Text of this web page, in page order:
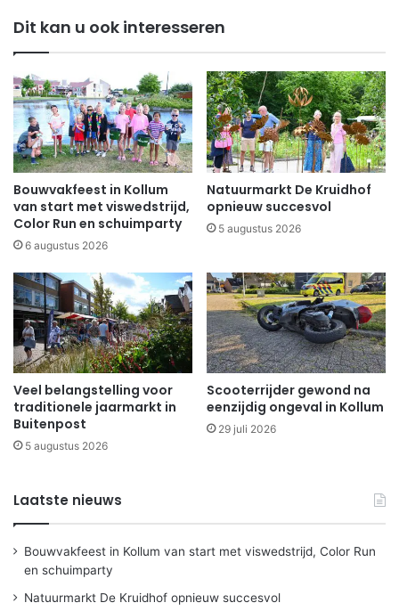
Dit kan u ook interesseren
Bouwvakfeest in Kollum
van start met viswedstrijd,
Color Run en schuimparty
6 augustus 2026
Natuurmarkt De Kruidhof
opnieuw succesvol
5 augustus 2026
Veel belangstelling voor
traditionele jaarmarkt in
Buitenpost
5 augustus 2026
Scooterrijder gewond na
eenzijdig ongeval in Kollum
29 juli 2026
Laatste nieuws
Bouwvakfeest in Kollum van start met viswedstrijd, Color Run
en schuimparty
Natuurmarkt De Kruidhof opnieuw succesvol